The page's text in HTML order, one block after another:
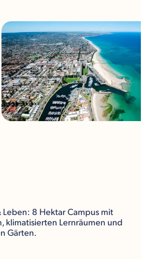
Leben: 8 Hektar Campus mit
klimatisierten Lernräumen und
Gärten.